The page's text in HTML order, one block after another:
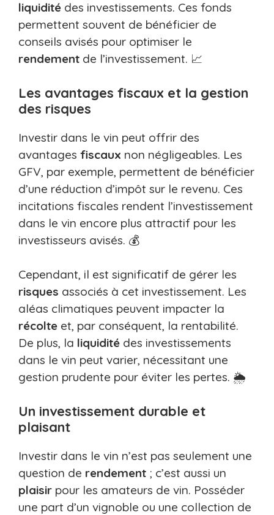
liquidité des investissements. Ces fonds
permettent souvent de bénéficier de
conseils avisés pour optimiser le
rendement de l’investissement. 📈
Les avantages fiscaux et la gestion
des risques
Investir dans le vin peut offrir des
avantages fiscaux non négligeables. Les
GFV, par exemple, permettent de bénéficier
d’une réduction d’impôt sur le revenu. Ces
incitations fiscales rendent l’investissement
dans le vin encore plus attractif pour les
investisseurs avisés. 💰
Cependant, il est significatif de gérer les
risques associés à cet investissement. Les
aléas climatiques peuvent impacter la
récolte et, par conséquent, la rentabilité.
De plus, la liquidité des investissements
dans le vin peut varier, nécessitant une
gestion prudente pour éviter les pertes. 🌦️
Un investissement durable et
plaisant
Investir dans le vin n’est pas seulement une
question de rendement ; c’est aussi un
plaisir pour les amateurs de vin. Posséder
une part d’un vignoble ou une collection de